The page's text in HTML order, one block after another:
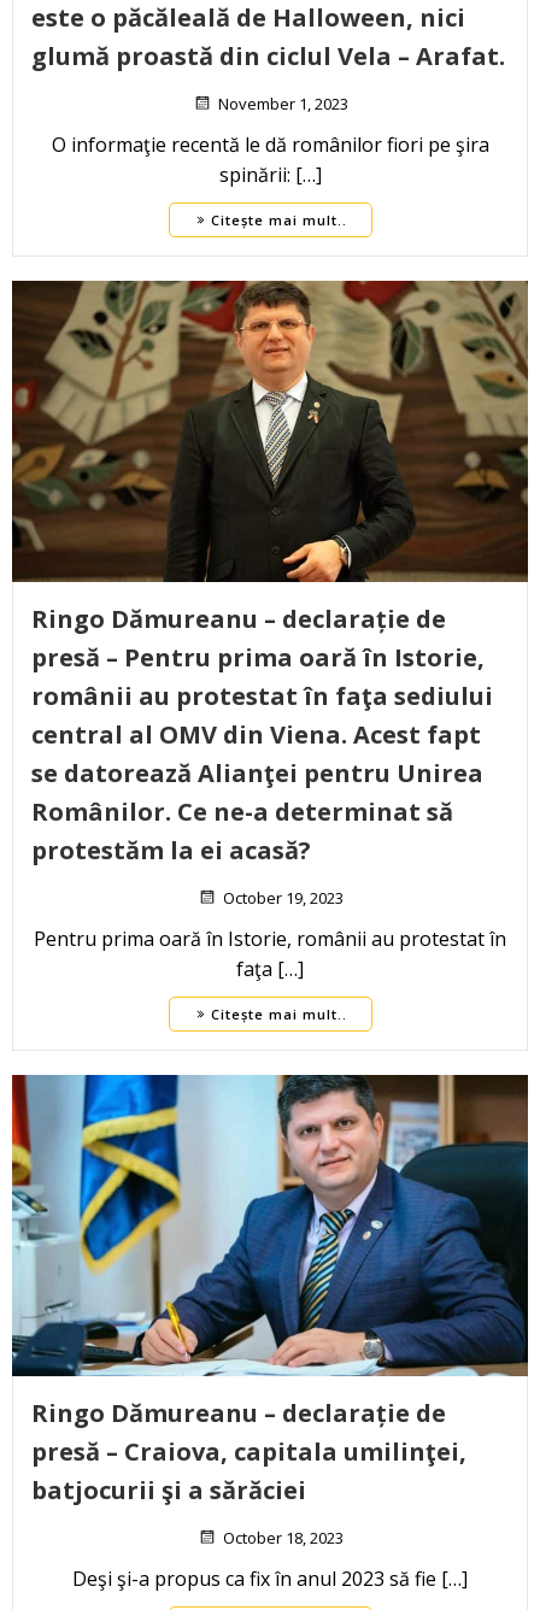
este o păcăleală de Halloween, nici
glumă proastă din ciclul Vela – Arafat.
November 1, 2023
O informaţie recentă le dă românilor fiori pe şira
spinării: […]
Citește mai mult..
Ringo Dămureanu – declarație de
presă – Pentru prima oară în Istorie,
românii au protestat în faţa sediului
central al OMV din Viena. Acest fapt
se datorează Alianţei pentru Unirea
Românilor. Ce ne-a determinat să
protestăm la ei acasă?
October 19, 2023
Pentru prima oară în Istorie, românii au protestat în
faţa […]
Citește mai mult..
Ringo Dămureanu – declarație de
presă – Craiova, capitala umilinţei,
batjocurii şi a sărăciei
October 18, 2023
Deşi şi-a propus ca fix în anul 2023 să fie […]